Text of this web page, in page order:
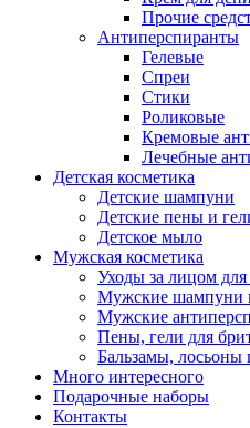
Прочие
Антиперспиранты
Гелевые
Спреи
Стики
Роликовые
Кремовые
Лечебные
Детская косметика
Детские шампуни
Детские пены и
Детское мыло
Мужская косметика
Уходы за лицом
Мужские шампуни
Мужские
Пены, гели для
Бальзамы, лосьоны
Много интересного
Подарочные наборы
Контакты